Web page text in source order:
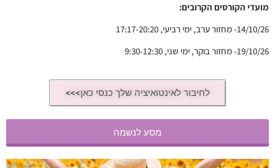
מועדי הקורסים הקרובים:
14/10/26- מחזור ערב, ימי רביעי, 17:17-20:20
19/10/26- מחזור בוקר, ימי שני, 9:30-12:30
לחיבור לאינטואיציה שלך כנסי כאן>>>
מסע לנשמה